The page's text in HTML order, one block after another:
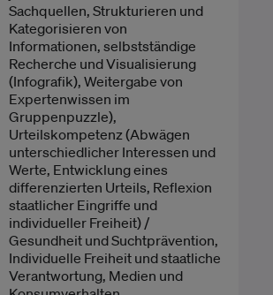
Sachquellen, Strukturieren und
Kategorisieren von
Informationen, selbstständige
Recherche und Visualisierung
(Infografik), Weitergabe von
Expertenwissen im
Gruppenpuzzle),
Urteilskompetenz (Abwägen
unterschiedlicher Interessen und
Werte, Entwicklung eines
differenzierten Urteils, Reflexion
staatlicher Eingriffe und
individueller Freiheit) /
Gesundheit und Suchtprävention,
Individuelle Freiheit und staatliche
Verantwortung, Medien und